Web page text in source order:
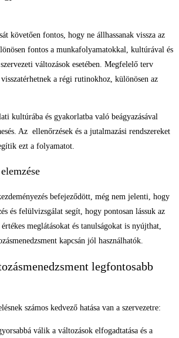
követően fontos, hogy ne állhassanak vissza az
fontos a munkafolyamatokkal, kultúrával és
változások esetében. Megfelelő terv
a régi rutinokhoz, különösen az
kultúrába és gyakorlatba való beágyazásával
Az ellenőrzések és a jutalmazási rendszereket
ezt a folyamatot.
befejeződött, még nem jelenti, hogy
és felülvizsgálat segít, hogy pontosan lássuk az
meglátásokat és tanulságokat is nyújthat,
kapcsán jól használhatók.
legfontosabb
számos kedvező hatása van a szervezetre:
válik a változások elfogadtatása és a